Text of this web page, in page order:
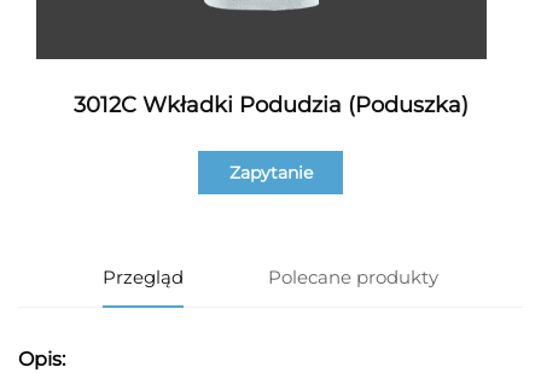
3012C Wkładki Podudzia (poduszka)
Zapytanie
Przegląd Polecane produkty
Opis: